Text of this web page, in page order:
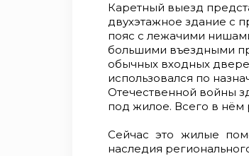
Каретный выезд
двухэтажное здание с
пояс с лежачими
большими въездными
обычных входных
использовался по
Отечественной войны
под жилое. Всего в нём
Сейчас это жилые
наследия